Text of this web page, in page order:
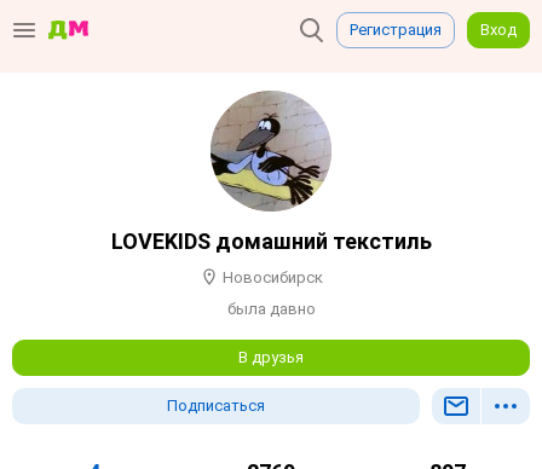
Регистрация Вход
LOVEKIDS домашний текстиль
Новосибирск
была давно
В друзья
Подписаться